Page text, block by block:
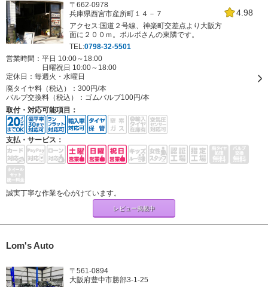
4.98
〒662-0978
兵庫県西宮市産所町１４－７
アクセス:国道２号線、神楽町交差点より大阪方
面に２００ｍ。ボルボさんの東隣です。
TEL:0798-32-5501
営業時間：平日 10:00～18:00
日曜祝日 10:00～18:00
定休日： 毎週火・水曜日
廃タイヤ料（税込）： 300円/本
バルブ交換料（税込）： ゴムバルブ100円/本
取付・対応可能項目：
支払・サービス：
誠実丁寧な作業を心がけています。
レビュー掲載中
Lom's Auto
〒561-0894
大阪府豊中市勝部3-1-25